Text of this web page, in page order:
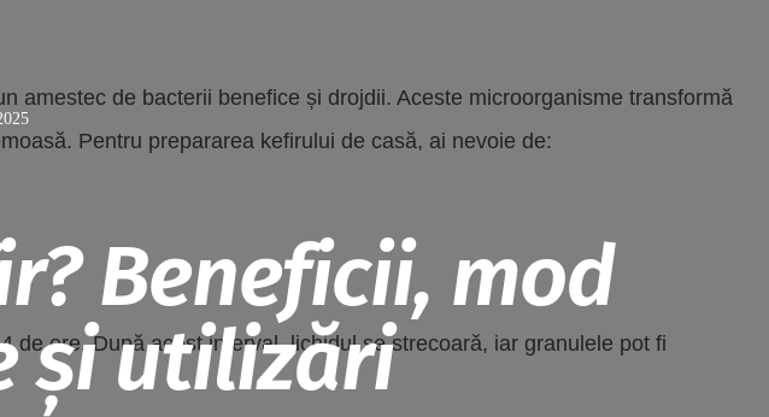
Beneficii, mod
și utilizări
amestec de bacterii benefice și drojdii. Aceste microorganisme transformă
Pentru prepararea kefirului de casă, ai nevoie de:
ore. După acest interval, lichidul se strecoară, iar granulele pot fi